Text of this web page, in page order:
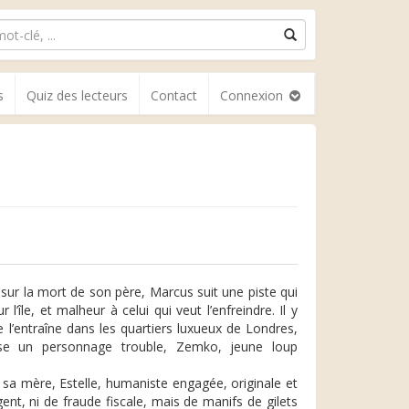
Quiz des lecteurs Contact Connexion
la mort de son père, Marcus suit une piste qui
et malheur à celui qui veut l’enfreindre. Il y
dans les quartiers luxueux de Londres,
un personnage trouble, Zemko, jeune loup
mère, Estelle, humaniste engagée, originale et
ni de fraude fiscale, mais de manifs de gilets